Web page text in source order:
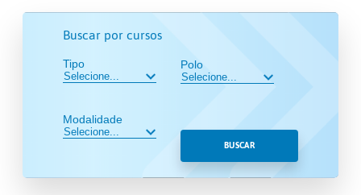
Buscar por cursos
Tipo
Modalidade
Polo
BUSCAR